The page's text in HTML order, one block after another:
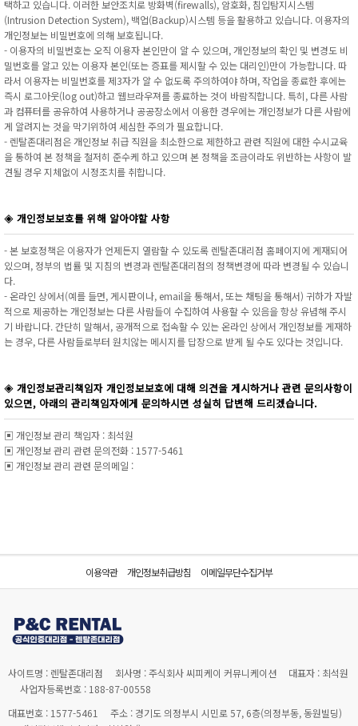
이용약관 개인정보취급방침 이메일무단수집거부
사이트명 : 렌탈존대리점 회사명 : 주식회사 씨피케이 커뮤니케이션
대표자 : 최석원
사업자등록번호 : 188-87-00558
대표번호 : 1577-5461
주소 : 경기도 의정부시 시민로 57, 6층(의정부동, 동원빌딩)